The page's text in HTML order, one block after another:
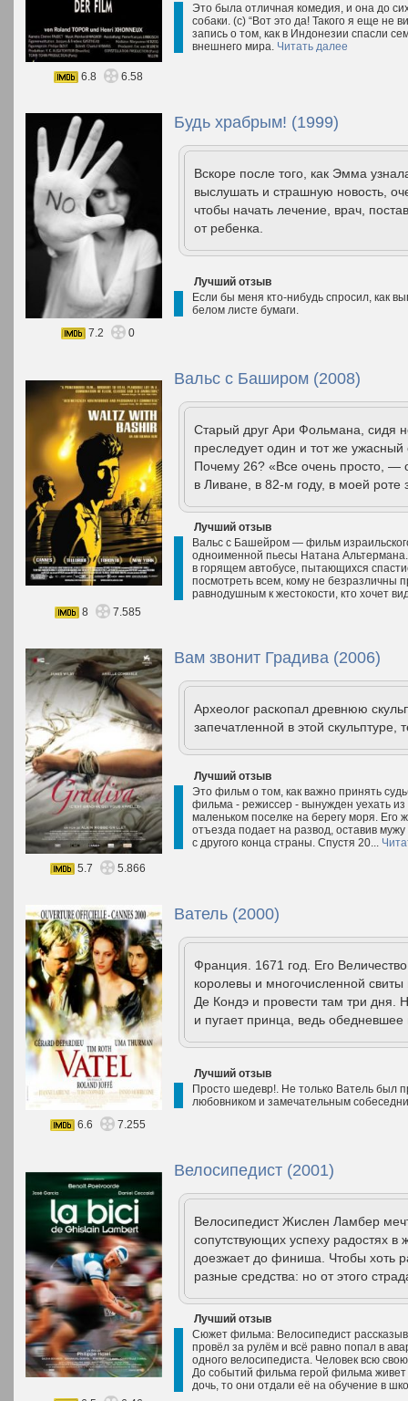
Это была отличная комедия, и она до
собаки. (с) “Вот это да! Такого я еще не
запись о том, как в Индонезии спасли
внешнего мира. Читать далее
6.8 6.58
Будь храбрым! (1999)
Вскоре после того, как Эмма
выслушать и страшную новость,
чтобы начать лечение, врач,
от ребенка.
Лучший отзыв
Если бы меня кто-нибудь спросил, как
белом листе бумаги.
7.2
0
Вальс с Баширом (2008)
Старый друг Ари Фольмана, сидя
преследует один и тот же
Почему 26? «Все очень просто, —
в Ливане, в 82-м году, в моей роте
Лучший отзыв
Вальс с Башейром — фильм
одноименной пьесы Натана
в горящем автобусе, пытающихся
посмотреть всем, кому не безразличны
равнодушным к жестокости, кто хочет
8
7.585
Вам звонит Градива (2006)
Археолог раскопал древнюю
запечатленной в этой
Лучший отзыв
Это фильм о том, как важно принять
фильма - режиссер - вынужден уехать
маленьком поселке на берегу моря. Его
отъезда подает на развод, оставив
с другого конца страны. Спустя 20...
5.7
5.866
Ватель (2000)
Франция. 1671 год. Его
королевы и многочисленной
Де Кондэ и провести там три дня.
и пугает принца, ведь
Лучший отзыв
Просто шедевр!. Не только Ватель был
любовником и замечательным
6.6
7.255
Велосипедист (2001)
Велосипедист Жислен Ламбер
сопутствующих успеху радостях в
доезжает до финиша. Чтобы хоть
разные средства: но от этого
Лучший отзыв
Сюжет фильма: Велосипедист
провёл за рулём и всё равно попал в
одного велосипедиста. Человек всю
До событий фильма герой фильма живет
дочь, то они отдали её на обучение в